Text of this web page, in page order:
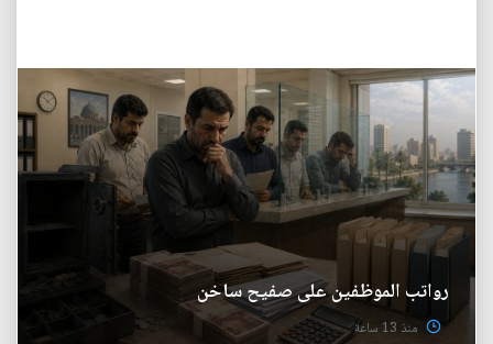
رواتب الموظفين على صفيح ساخن
منذ 13 ساعة